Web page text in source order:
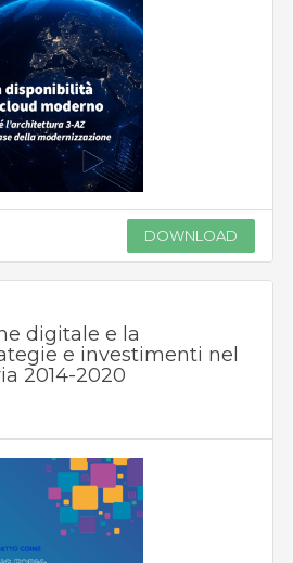
DOWNLOAD
digitale e la
e investimenti nel
2014-2020